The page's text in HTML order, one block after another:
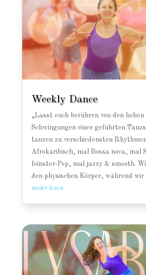
Weekly Dance
„Lasst euch berühren von den hohen
Schwingungen einer geführten
tanzen zu verschiedensten
Afrokaribisch, mal Bossa nova, mal
feinster-Pop, mal jazzy & smooth.
den physischen Körper, während wir
mehr lesen